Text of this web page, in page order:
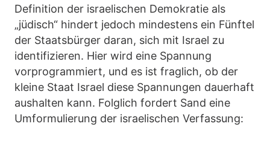
Definition der israelischen Demokratie als
„jüdisch“ hindert jedoch mindestens ein Fünftel
der Staatsbürger daran, sich mit Israel zu
identifizieren. Hier wird eine Spannung
vorprogrammiert, und es ist fraglich, ob der
kleine Staat Israel diese Spannungen dauerhaft
aushalten kann. Folglich fordert Sand eine
Umformulierung der israelischen Verfassung: